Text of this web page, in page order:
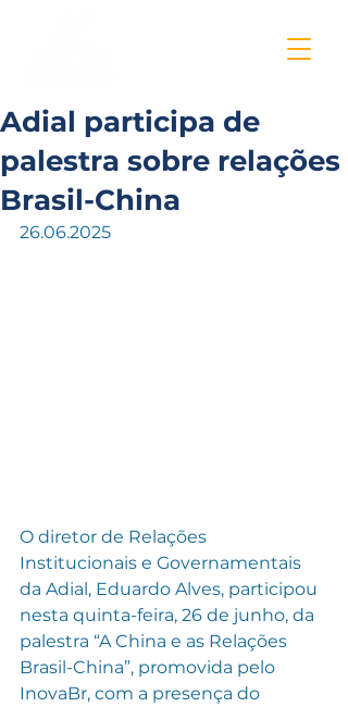
Adial participa de
palestra sobre relações
Brasil-China
26.06.2025
O diretor de Relações
Institucionais e Governamentais
da Adial, Eduardo Alves, participou
nesta quinta-feira, 26 de junho, da
palestra “A China e as Relações
Brasil-China”, promovida pelo
InovaBr, com a presença do